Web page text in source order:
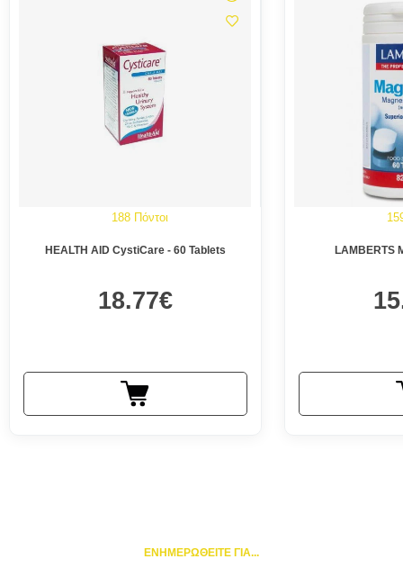
188 Πόντοι
HEALTH AID CystiCare - 60 Tablets
18.77€
LAMBERTS
ΕΝΗΜΕΡΩΘΕΙΤΕ ΓΙΑ...